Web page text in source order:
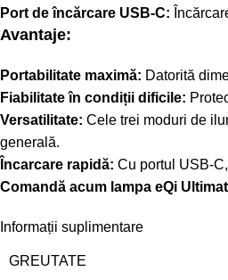
Port de încărcare USB-C:
Avantaje:
Portabilitate maximă: Datorită
Fiabilitate în condiții dificile:
Versatilitate: Cele trei moduri de
generală.
Încarcare rapidă: Cu portul USB-
Comandă acum lampa eQi
Informații suplimentare
GREUTATE